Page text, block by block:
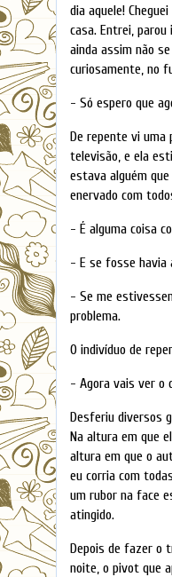
dia aquele!
casa. Entrei,
ainda assim não
curiosamente, no
- Só espero que
De repente vi uma
televisão, e ela
estava alguém
enervado com
- É alguma coisa
- E se fosse havia
- Se me
problema.
O indivíduo de
- Agora vais ver o
Desferiu diversos
Na altura em que
altura em que o
eu corria com
um rubor na face
atingido.
Depois de fazer o
noite, o pivot que